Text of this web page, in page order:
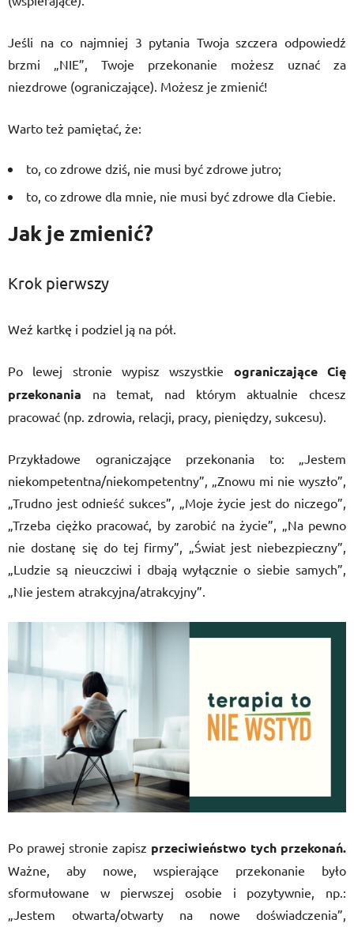
Jeśli na co najmniej 3 pytania Twoja szczera odpowiedź
brzmi „NIE”, Twoje przekonanie możesz uznać za
niezdrowe (ograniczające). Możesz je zmienić!
Warto też pamiętać, że:
to, co zdrowe dziś, nie musi być zdrowe jutro;
to, co zdrowe dla mnie, nie musi być zdrowe dla Ciebie.
Jak je zmienić?
Krok pierwszy
Weź kartkę i podziel ją na pół.
Po lewej stronie wypisz wszystkie ograniczające Cię
przekonania na temat, nad którym aktualnie chcesz
pracować (np. zdrowia, relacji, pracy, pieniędzy, sukcesu).
Przykładowe ograniczające przekonania to: „Jestem
niekompetentna/niekompetentny”, „Znowu mi nie wyszło”,
„Trudno jest odnieść sukces”, „Moje życie jest do niczego”,
„Trzeba ciężko pracować, by zarobić na życie”, „Na pewno
nie dostanę się do tej firmy”, „Świat jest niebezpieczny”,
„Ludzie są nieuczciwi i dbają wyłącznie o siebie samych”,
„Nie jestem atrakcyjna/atrakcyjny”.
Po prawej stronie zapisz przeciwieństwo tych przekonań.
Ważne, aby nowe, wspierające przekonanie było
sformułowane w pierwszej osobie i pozytywnie, np.:
„Jestem otwarta/otwarty na nowe doświadczenia”,